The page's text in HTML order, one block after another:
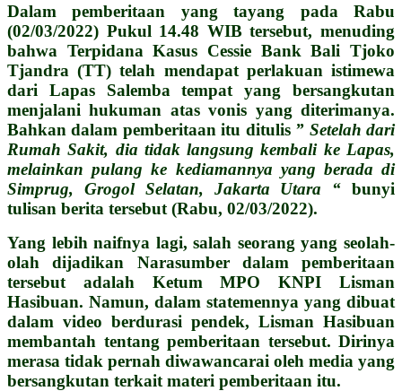
Dalam pemberitaan yang tayang pada Rabu
(02/03/2022) Pukul 14.48 WIB tersebut, menuding
bahwa Terpidana Kasus Cessie Bank Bali Tjoko
Tjandra (TT) telah mendapat perlakuan istimewa
dari Lapas Salemba tempat yang bersangkutan
menjalani hukuman atas vonis yang diterimanya.
Bahkan dalam pemberitaan itu ditulis ” Setelah dari
Rumah Sakit, dia tidak langsung kembali ke Lapas,
melainkan pulang ke kediamannya yang berada di
Simprug, Grogol Selatan, Jakarta Utara “ bunyi
tulisan berita tersebut (Rabu, 02/03/2022).
Yang lebih naifnya lagi, salah seorang yang seolah-
olah dijadikan Narasumber dalam pemberitaan
tersebut adalah Ketum MPO KNPI Lisman
Hasibuan. Namun, dalam statemennya yang dibuat
dalam video berdurasi pendek, Lisman Hasibuan
membantah tentang pemberitaan tersebut. Dirinya
merasa tidak pernah diwawancarai oleh media yang
bersangkutan terkait materi pemberitaan itu.